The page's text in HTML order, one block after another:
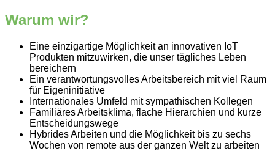
Warum wir?
Eine einzigartige Möglichkeit an innovativen IoT
Produkten mitzuwirken, die unser tägliches Leben
bereichern
Ein verantwortungsvolles Arbeitsbereich mit viel Raum
für Eigeninitiative
Internationales Umfeld mit sympathischen Kollegen
Familiäres Arbeitsklima, flache Hierarchien und kurze
Entscheidungswege
Hybrides Arbeiten und die Möglichkeit bis zu sechs
Wochen von remote aus der ganzen Welt zu arbeiten